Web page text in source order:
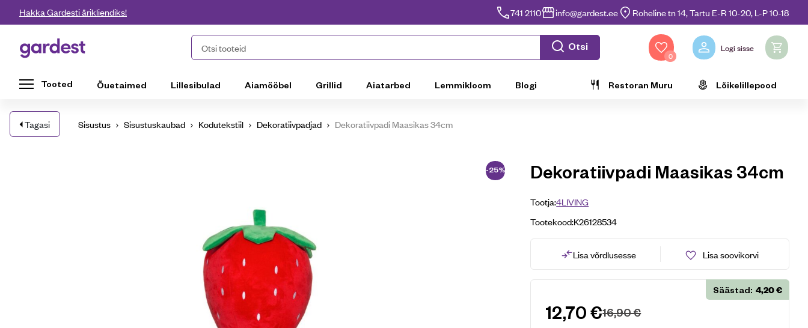
Liigu edasi põhisisu juurde
Hakka Gardesti ärikliendiks! 741 2110 info@gardest.ee Roheline tn 14, Tartu E-R 10-20, L-P 10-18
Gardest Otsi tooteid Otsi
0
Logi sisse
Tooted Õuetaimed Lillesibulad Aiamööbel Grillid Aiatarbed Lemmikloom Blogi Restoran Muru Lõikelillepood
Tagasi Sisustus Sisustuskaubad Kodutekstiil Dekoratiivpadjad Dekoratiivpadi Maasikas 34cm
-25% Dekoratiivpadi Maasikas 34cm
Tootja:4LIVING
Tootekood:K26128534
Lisa võrdlusesse Lisa soovikorvi
12,70€16,90€
Säästad: 4,20€